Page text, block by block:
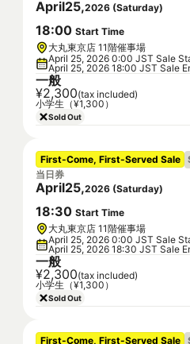
April25,2026 (Saturday)
18:00 Start Time
大丸東京店 11階催事場
April 25, 2026 0:00 JST Sale
April 25, 2026 18:00 JST Sale
一般
¥2,300(tax included)
小学生（¥1,300）
Sold Out
First-Come, First-Served Sale
当日券
April25,2026 (Saturday)
18:30 Start Time
大丸東京店 11階催事場
April 25, 2026 0:00 JST Sale
April 25, 2026 18:30 JST Sale
一般
¥2,300(tax included)
小学生（¥1,300）
Sold Out
First-Come, First-Served Sale